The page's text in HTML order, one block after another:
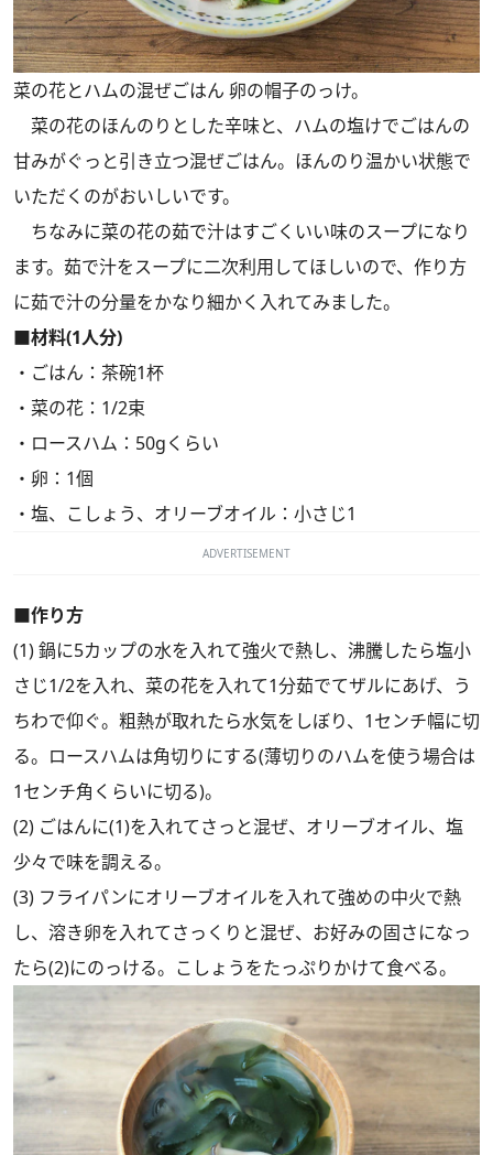
菜の花とハムの混ぜごはん 卵の帽子のっけ。
菜の花のほんのりとした辛味と、ハムの塩けでごはんの
甘みがぐっと引き立つ混ぜごはん。ほんのり温かい状態で
いただくのがおいしいです。
ちなみに菜の花の茹で汁はすごくいい味のスープになり
ます。茹で汁をスープに二次利用してほしいので、作り方
に茹で汁の分量をかなり細かく入れてみました。
■材料(1人分)
・ごはん：茶碗1杯
・菜の花：1/2束
・ロースハム：50gくらい
・卵：1個
・塩、こしょう、オリーブオイル：小さじ1
ADVERTISEMENT
■作り方
(1) 鍋に5カップの水を入れて強火で熱し、沸騰したら塩小
さじ1/2を入れ、菜の花を入れて1分茹でてザルにあげ、う
ちわで仰ぐ。粗熱が取れたら水気をしぼり、1センチ幅に切
る。ロースハムは角切りにする(薄切りのハムを使う場合は
1センチ角くらいに切る)。
(2) ごはんに(1)を入れてさっと混ぜ、オリーブオイル、塩
少々で味を調える。
(3) フライパンにオリーブオイルを入れて強めの中火で熱
し、溶き卵を入れてさっくりと混ぜ、お好みの固さになっ
たら(2)にのっける。こしょうをたっぷりかけて食べる。